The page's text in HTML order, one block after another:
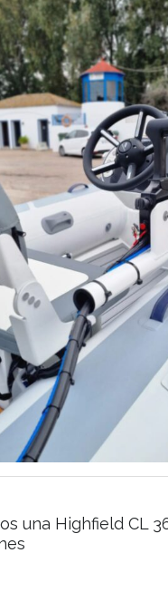
una Highfield CL